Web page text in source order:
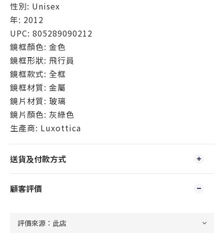
性別: Unisex
年: 2012
UPC: 805289090212
鏡框顏色: 金色
鏡框形狀: 飛行員
鏡框款式: 全框
鏡框材質: 金屬
鏡片材質: 玻璃
鏡片顏色: 灰綠色
生產商: Luxottica
送貨及付款方式
顧客評價